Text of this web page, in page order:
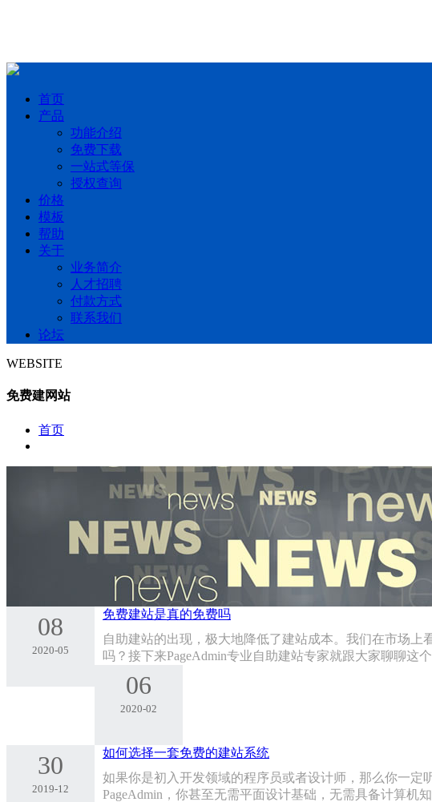
首页
产品
功能介绍
免费下载
一站式等保
授权查询
价格
模板
帮助
关于
业务简介
人才招聘
付款方式
联系我们
论坛
WEBSITE
免费建网站
首页
08
2020-05
免费建站是真的免费吗
自助建站的出现，极大地降低了建站成本。我们在市场
吗？接下来PageAdmin专业自助建站专家就跟大家聊聊这
06
2020-02
如何选择一套免费的建站系统
如果你是初入开发领域的程序员或者设计师，那么你一定
PageAdmin，你甚至无需平面设计基础，无需具备计算机
30
2019-12